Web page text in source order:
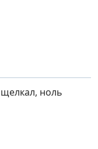
ноль